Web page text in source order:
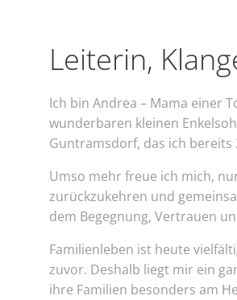
Leiterin,
Ich bin Andrea – Mama einer
wunderbaren kleinen
Guntramsdorf, das ich bereits
Umso mehr freue ich mich,
zurückzukehren und
dem Begegnung, Vertrauen
Familienleben ist heute
zuvor. Deshalb liegt mir ein
ihre Familien besonders am